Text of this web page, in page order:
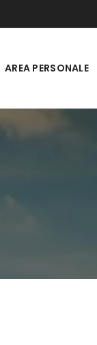
AREA PERSONALE